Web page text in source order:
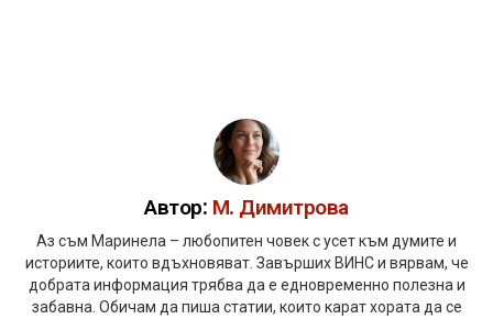
Автор: М. Димитрова
Аз съм Маринела – любопитен човек с усет към думите и
историите, които вдъхновяват. Завърших ВИНС и вярвам, че
добрата информация трябва да е едновременно полезна и
забавна. Обичам да пиша статии, които карат хората да се